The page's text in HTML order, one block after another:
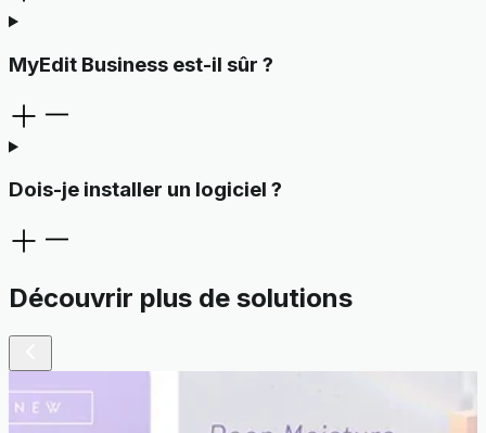
MyEdit Business est-il sûr ?
Dois-je installer un logiciel ?
Découvrir plus de solutions